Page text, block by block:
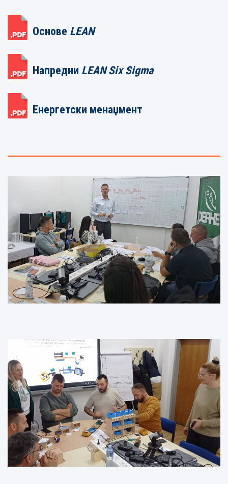
Основе LEAN
Напредни LEAN Six Sigma
Енергетски менаџмент